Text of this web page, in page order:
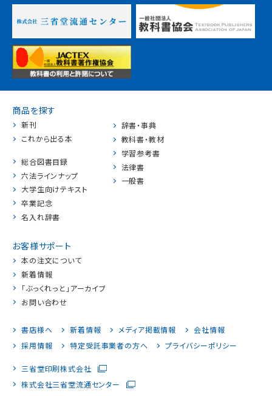
商品を探す
新刊
これから出る本
総合図書目録
六法ラインナップ
大学生向けテキスト
卒業記念
名入れ辞書
辞書・事典
教科書・教材
学習参考書
法律書
一般書
お客様サポート
本の注文について
新着情報
「ぶっくれっと」アーカイブ
お問い合わせ
書店様へ 新着情報 メディア掲載情報
会社情報
採用情報
特定受託事業者の方へ プライバシーポリシー
三省堂印刷株式会社
株式会社三省堂流通センター